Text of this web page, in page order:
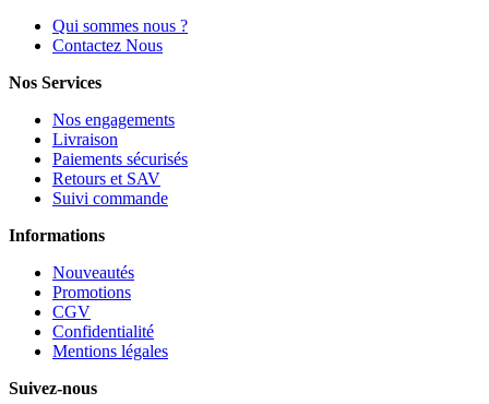
Qui sommes nous ?
Contactez Nous
Nos Services
Nos engagements
Livraison
Paiements sécurisés
Retours et SAV
Suivi commande
Informations
Nouveautés
Promotions
CGV
Confidentialité
Mentions légales
Suivez-nous